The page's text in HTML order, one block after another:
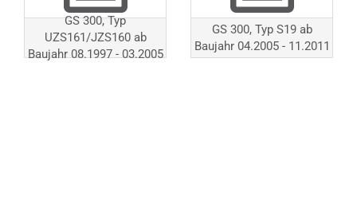
GS 300, Typ
UZS161/JZS160 ab
Baujahr 08.1997 - 03.2005
GS 300, Typ S19 ab
Baujahr 04.2005 - 11.2011